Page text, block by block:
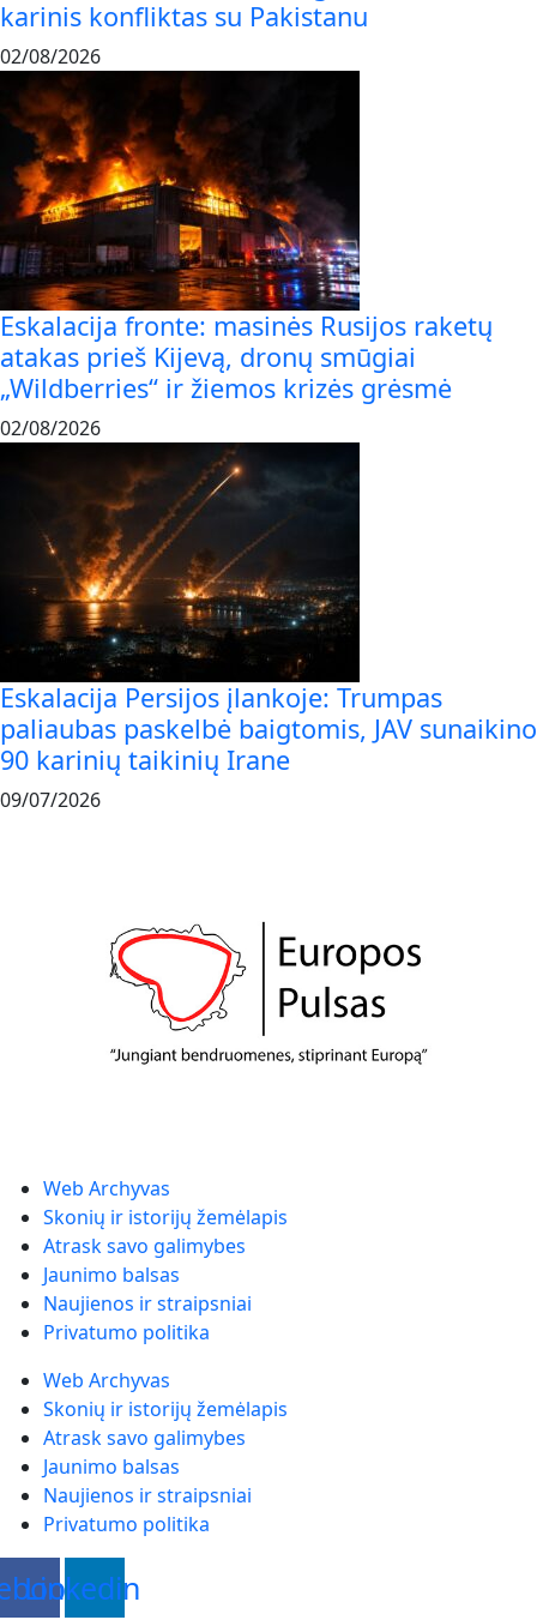
karinis konfliktas su Pakistanu
02/08/2026
Eskalacija fronte: masinės Rusijos raketų
atakas prieš Kijevą, dronų smūgiai
„Wildberries“ ir žiemos krizės grėsmė
02/08/2026
Eskalacija Persijos įlankoje: Trumpas
paliaubas paskelbė baigtomis, JAV sunaikino
90 karinių taikinių Irane
09/07/2026
Web Archyvas
Skonių ir istorijų žemėlapis
Atrask savo galimybes
Jaunimo balsas
Naujienos ir straipsniai
Privatumo politika
Web Archyvas
Skonių ir istorijų žemėlapis
Atrask savo galimybes
Jaunimo balsas
Naujienos ir straipsniai
Privatumo politika
Linkedin